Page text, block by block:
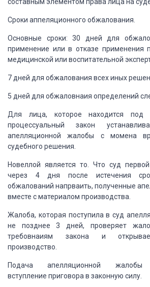
Сроки аппеляционного обжалования.
Основные сроки: 30 дней для
применение или в отказе применения
медицинской или воспитательной
7 дней для обжалования всех иных
5 дней для обжаловнаия определений
Для лица, которое находится под
процессуальный закон
апелляционной жалобы смомена
судебного решения.
Новеллой является то. Что суд
через 4 дня после истечения
обжалований напрваить, полученные
вместе с материалом производства.
Жалоба, которая поступила в суд
не позднее 3 дней, проверяет
требовнаиям закона и
производство.
Подача апелляционной жалобы
вступление приговора в законную силу.